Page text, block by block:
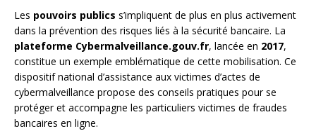
Les pouvoirs publics s’impliquent de plus en plus activement
dans la prévention des risques liés à la sécurité bancaire. La
plateforme Cybermalveillance.gouv.fr, lancée en 2017,
constitue un exemple emblématique de cette mobilisation. Ce
dispositif national d’assistance aux victimes d’actes de
cybermalveillance propose des conseils pratiques pour se
protéger et accompagne les particuliers victimes de fraudes
bancaires en ligne.